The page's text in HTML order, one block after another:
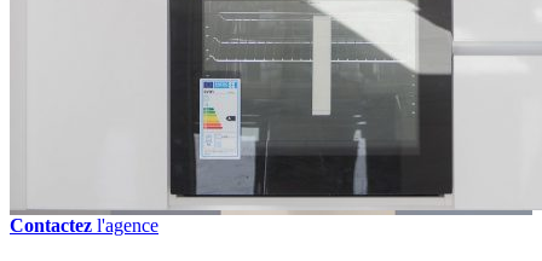
Contactez l'agence